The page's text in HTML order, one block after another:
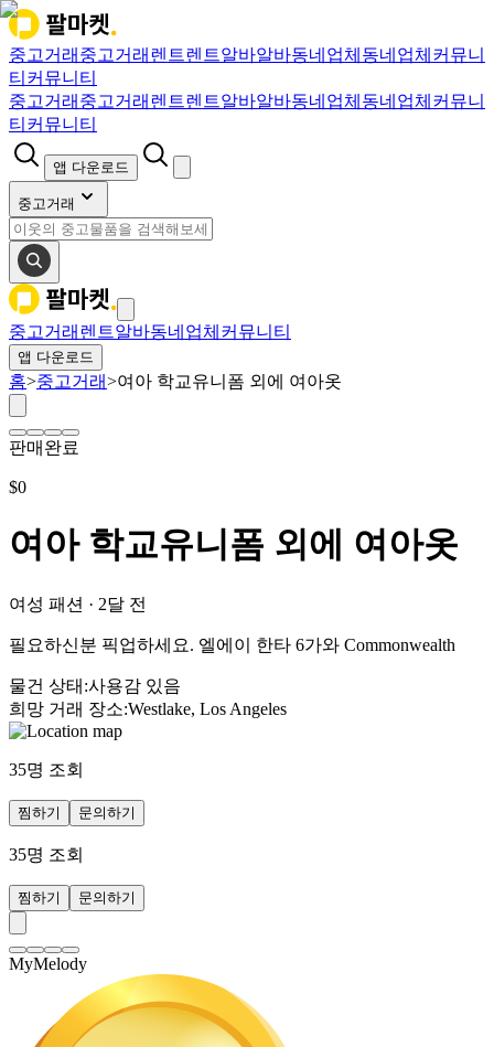
중고거래 중고거래 렌트렌트알바알바동네업체 동네업체 커뮤니
티 커뮤니티
중고거래 중고거래 렌트렌트알바알바동네업체 동네업체 커뮤니
티 커뮤니티
앱 다운로드
중고거래
중고거래 렌트알바동네업체 커뮤니티
앱 다운로드
홈>중고거래>여아 학교유니폼 외에 여아옷
판매완료
$0
여아 학교유니폼 외에 여아옷
여성 패션 · 2달 전
필요하신분 픽업하세요. 엘에이 한타 6가와 Commonwealth
물건 상태 :사용감 있음
희망 거래 장소:Westlake, Los Angeles
35명 조회
찜하기 문의하기
35명 조회
찜하기 문의하기
MyMelody